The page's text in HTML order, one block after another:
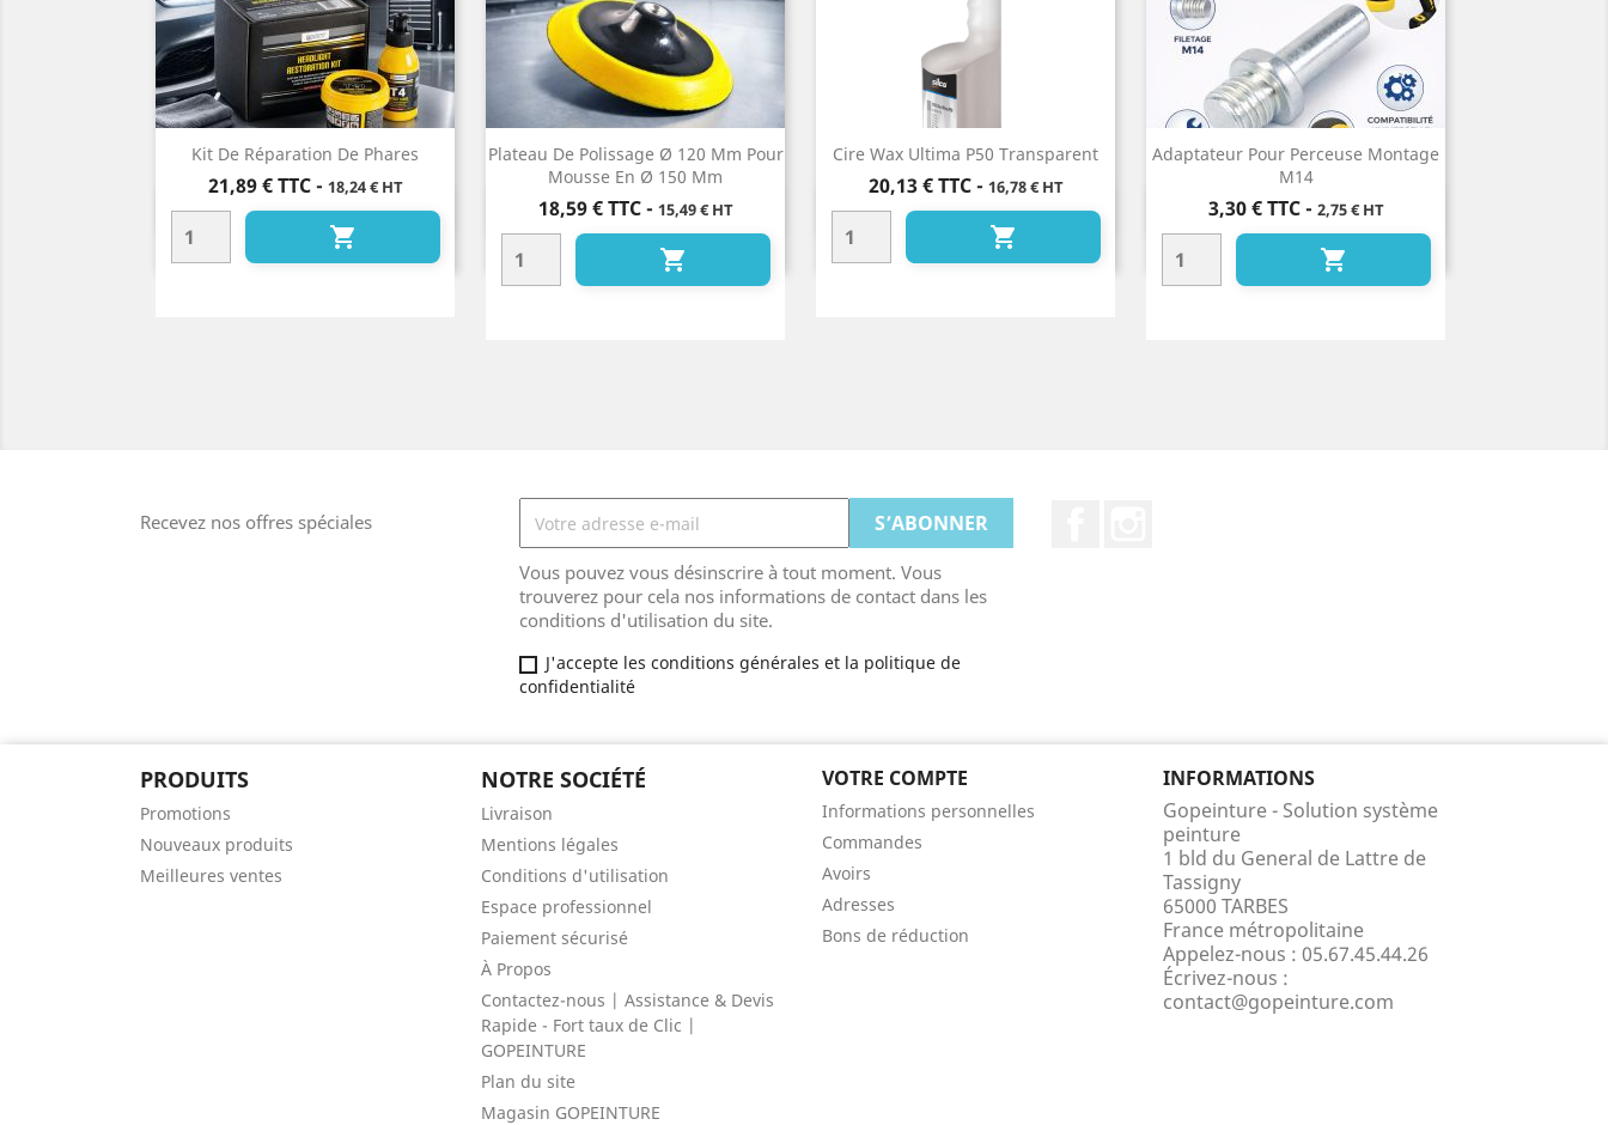
Kit De Réparation De Phares
Prix
21,89 € TTC- 18,24 € HT

Aperçu rapide
Plateau De Polissage Ø 120 Mm Pour
Mousse En Ø 150 Mm
Prix
18,59 € TTC- 15,49 € HT

Aperçu rapide
Cire Wax Ultima P50 Transparent
Prix
20,13 € TTC- 16,78 € HT

Aperçu rapide
Adaptateur Pour Perceuse Montage
M14
Prix
3,30 € TTC- 2,75 € HT

Aperçu rapide
Recevez nos offres spéciales
Vous pouvez vous désinscrire à tout moment. Vous
trouverez pour cela nos informations de contact dans les
conditions d'utilisation du site.
J'accepte les conditions générales et la politique de
confidentialité
PRODUITS
Promotions
Nouveaux produits
Meilleures ventes
NOTRE SOCIÉTÉ
Livraison
Mentions légales
Conditions d'utilisation
Espace professionnel
Paiement sécurisé
À Propos
Contactez-nous | Assistance & Devis
Rapide - Fort taux de Clic |
GOPEINTURE
Plan du site
Magasin GOPEINTURE
VOTRE COMPTE
Informations personnelles
Commandes
Avoirs
Adresses
Bons de réduction
INFORMATIONS
Gopeinture - Solution système
peinture
1 bld du General de Lattre de
Tassigny
65000 TARBES
France métropolitaine
Appelez-nous : 05.67.45.44.26
Écrivez-nous :
contact@gopeinture.com